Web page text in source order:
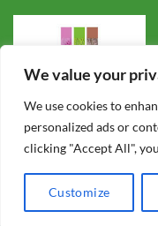
We value your
We use cookies to
personalized ads or
clicking "Accept All",
Customize